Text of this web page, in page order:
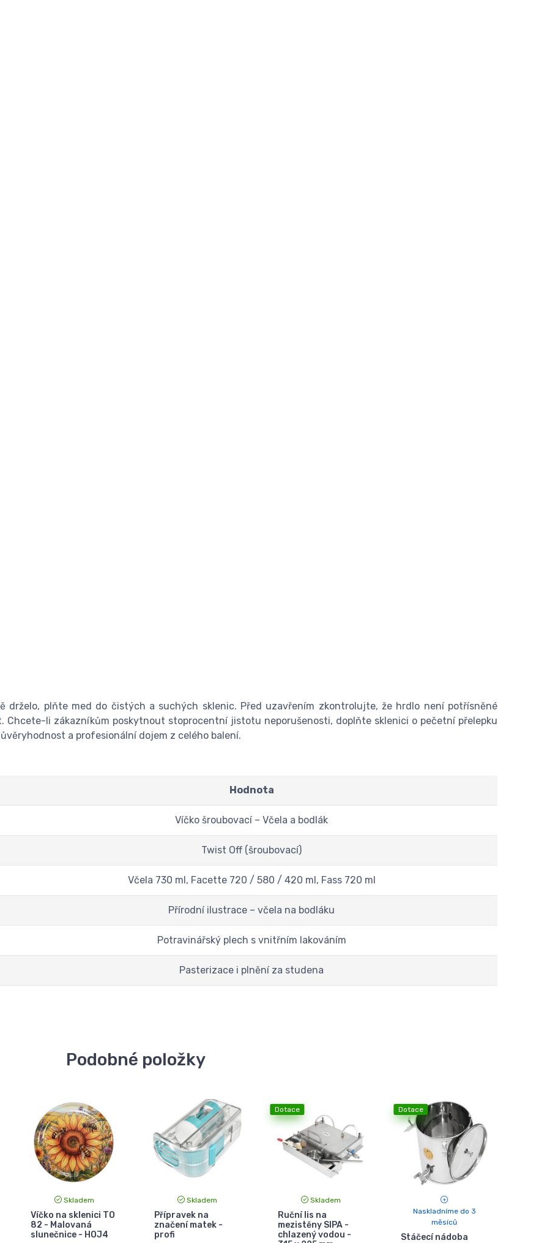
drželo, plňte med do čistých a suchých sklenic. Před uzavřením zkontrolujte, že hrdlo není potřísněné
Chcete-li zákazníkům poskytnout stoprocentní jistotu neporušenosti, doplňte sklenici o pečetní přelepku
a profesionální dojem z celého balení.
Hodnota
Víčko šroubovací – Včela a bodlák
Twist Off (šroubovací)
Včela 730 ml, Facette 720 / 580 / 420 ml, Fass 720 ml
Přírodní ilustrace – včela na bodláku
Potravinářský plech s vnitřním lakováním
Pasterizace i plnění za studena
Podobné položky
Skladem
Víčko na sklenici TO
82 - Malovaná
slunečnice - HOJ4
Skladem
Přípravek na
značení matek -
profi
Dotace
Skladem
Ruční lis na
mezistěny SIPA -
chlazený vodou -
Dotace
Naskladníme do 3
měsíců
Stáčecí nádoba